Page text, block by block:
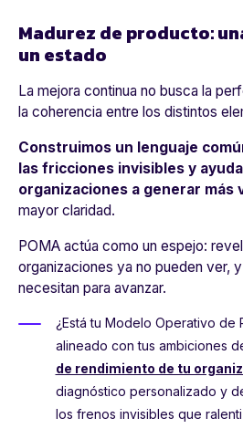
Madurez de producto:
un estado
La mejora continua no busca la
la coherencia entre los distintos
Construimos un lenguaje
las fricciones invisibles y
organizaciones a generar más
mayor claridad.
POMA actúa como un espejo:
organizaciones ya no pueden ver,
necesitan para avanzar.
¿Está tu Modelo Operativo de
alineado con tus ambiciones
de rendimiento de tu
diagnóstico personalizado y
los frenos invisibles que